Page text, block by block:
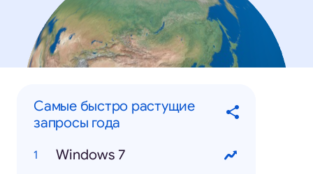
Самые быстро растущие
запросы года
Windows 7